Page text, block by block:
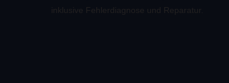
inklusive Fehlerdiagnose und Reparatur.